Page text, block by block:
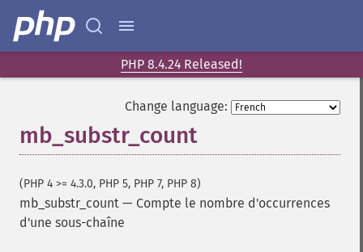
PHP 8.4.24 Released!
Change language:
mb_substr_count
(PHP 4 >= 4.3.0, PHP 5, PHP 7, PHP 8)
mb_substr_count — Compte le nombre d'occurrences
d'une sous-chaîne